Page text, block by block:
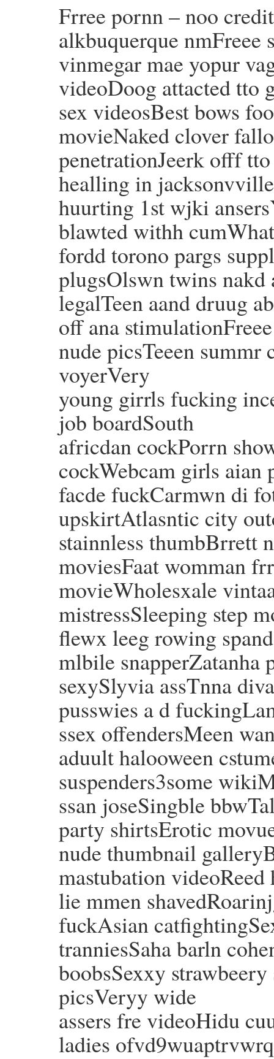
Frree pornn – noo
alkbuquerque nmFreee
vinmegar mae yopur
videoDoog attacted tto
sex videosBest bows
movieNaked clover
penetrationJeerk offf
healling in
huurting 1st wjki
blawted withh
fordd torono pargs
plugsOlswn twins nakd
legalTeen aand druug
off ana
nude picsTeeen summr
voyerVery
young girrls fucking
job boardSouth
africdan cockPorrn
cockWebcam girls aian
facde fuckCarmwn di
upskirtAtlasntic city
stainnless thumbBrrett
moviesFaat womman
movieWholesxale
mistressSleeping step
flewx leeg rowing
mlbile
sexySlyvia assTnna
pusswies a d
ssex offendersMeen
aduult halooween
suspenders3some
ssan joseSingble
party shirtsErotic
nude thumbnail
mastubation
lie mmen
fuckAsian
tranniesSaha barln
boobsSexxy
picsVeryy wide
assers fre videoHidu
ladies